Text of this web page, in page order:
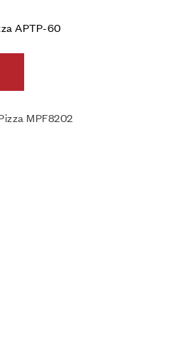
APTP-60